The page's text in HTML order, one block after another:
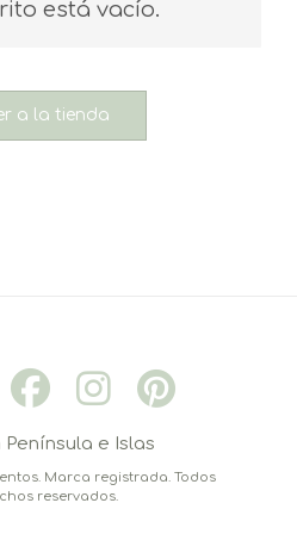
está vacío.
a la tienda
e Islas
Marca registrada. Todos
reservados.